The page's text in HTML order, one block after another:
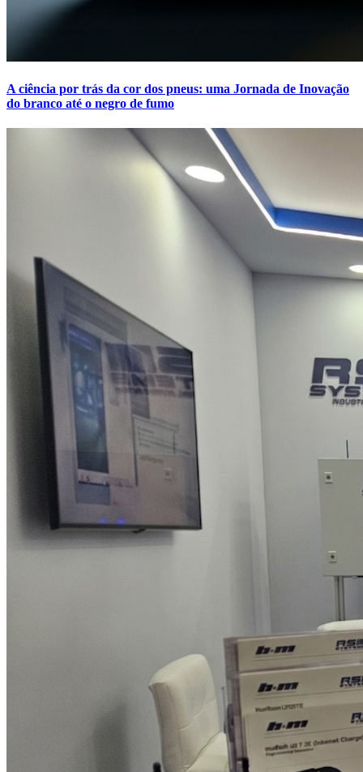
A ciência por trás da cor dos pneus: uma Jornada de Inovação
do branco até o negro de fumo